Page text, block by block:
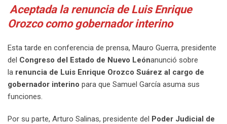
Aceptada la renuncia de Luis Enrique
Orozco como gobernador interino
Esta tarde en conferencia de prensa, Mauro Guerra, presidente
del Congreso del Estado de Nuevo Leónanunció sobre
la renuncia de Luis Enrique Orozco Suárez al cargo de
gobernador interino para que Samuel García asuma sus
funciones.
Por su parte, Arturo Salinas, presidente del Poder Judicial de